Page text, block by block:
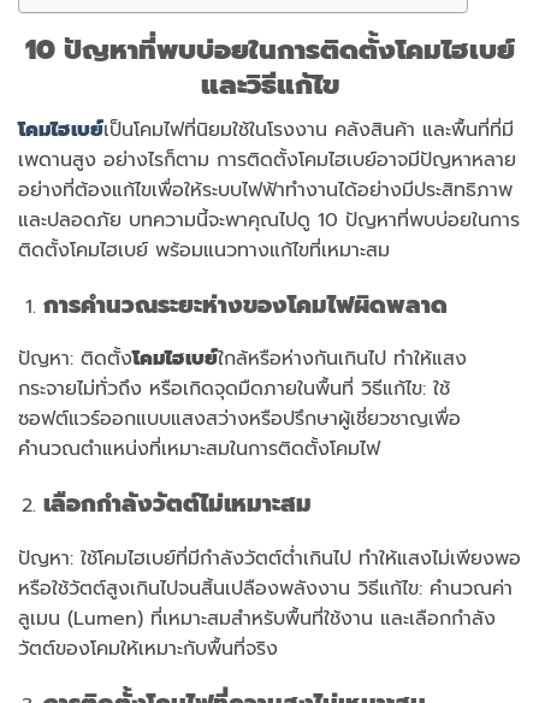
10 ปัญหาที่พบบ่อยในการติดตั้งโคมไฮเบย์
และวิธีแก้ไข
โคมไฮเบย์เป็นโคมไฟที่นิยมใช้ในโรงงาน คลังสินค้า และพื้นที่ที่มี
เพดานสูง อย่างไรก็ตาม การติดตั้งโคมไฮเบย์อาจมีปัญหาหลาย
อย่างที่ต้องแก้ไขเพื่อให้ระบบไฟฟ้าทำงานได้อย่างมีประสิทธิภาพ
และปลอดภัย บทความนี้จะพาคุณไปดู 10 ปัญหาที่พบบ่อยในการ
ติดตั้งโคมไฮเบย์ พร้อมแนวทางแก้ไขที่เหมาะสม
การคำนวณระยะห่างของโคมไฟผิดพลาด
ปัญหา: ติดตั้งโคมไฮเบย์ใกล้หรือห่างกันเกินไป ทำให้แสง
กระจายไม่ทั่วถึง หรือเกิดจุดมืดภายในพื้นที่ วิธีแก้ไข: ใช้
ซอฟต์แวร์ออกแบบแสงสว่างหรือปรึกษาผู้เชี่ยวชาญเพื่อ
คำนวณตำแหน่งที่เหมาะสมในการติดตั้งโคมไฟ
เลือกกำลังวัตต์ไม่เหมาะสม
ปัญหา: ใช้โคมไฮเบย์ที่มีกำลังวัตต์ต่ำเกินไป ทำให้แสงไม่เพียงพอ
หรือใช้วัตต์สูงเกินไปจนสิ้นเปลืองพลังงาน วิธีแก้ไข: คำนวณค่า
ลูเมน (Lumen) ที่เหมาะสมสำหรับพื้นที่ใช้งาน และเลือกกำลัง
วัตต์ของโคมให้เหมาะกับพื้นที่จริง